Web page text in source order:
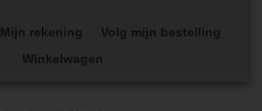
Mijn rekening
Volg mijn bestelling
Winkelwagen